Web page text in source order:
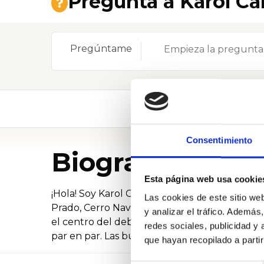
Consentimiento
Esta página web usa
Las cookies de este sitio
y analizar el tráfico.
redes sociales, publicidad y
que hayan recopilado a
Pregúntame
Biografía
¡Hola! Soy Karol Cariola, Feminista,
Prado, Cerro Navia y Quinta Normal. Fui ex
el centro del debate acerca de su futuro,
par en par. Las buenas ideas están en